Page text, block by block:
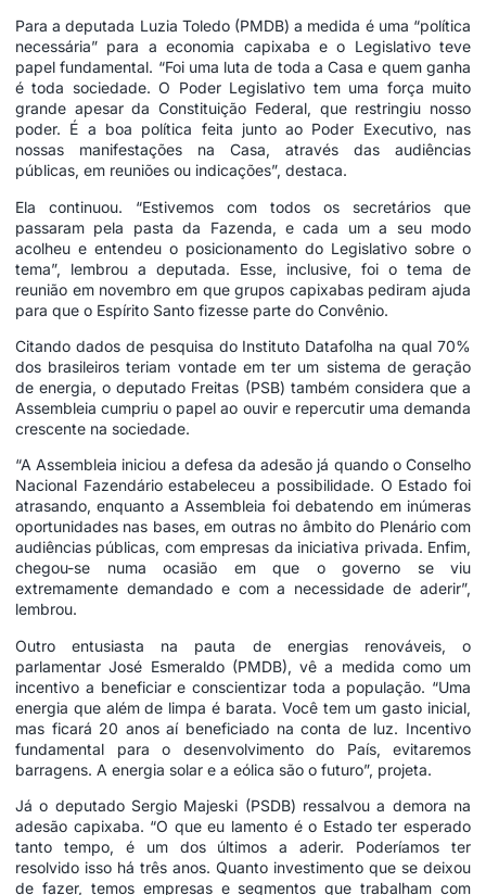
Para a deputada Luzia Toledo (PMDB) a medida é uma “política
necessária” para a economia capixaba e o Legislativo teve
papel fundamental. “Foi uma luta de toda a Casa e quem ganha
é toda sociedade. O Poder Legislativo tem uma força muito
grande apesar da Constituição Federal, que restringiu nosso
poder. É a boa política feita junto ao Poder Executivo, nas
nossas manifestações na Casa, através das audiências
públicas, em reuniões ou indicações”, destaca.
Ela continuou. “Estivemos com todos os secretários que
passaram pela pasta da Fazenda, e cada um a seu modo
acolheu e entendeu o posicionamento do Legislativo sobre o
tema”, lembrou a deputada. Esse, inclusive, foi o tema de
reunião em novembro em que grupos capixabas pediram ajuda
para que o Espírito Santo fizesse parte do Convênio.
Citando dados de pesquisa do Instituto Datafolha na qual 70%
dos brasileiros teriam vontade em ter um sistema de geração
de energia, o deputado Freitas (PSB) também considera que a
Assembleia cumpriu o papel ao ouvir e repercutir uma demanda
crescente na sociedade.
“A Assembleia iniciou a defesa da adesão já quando o Conselho
Nacional Fazendário estabeleceu a possibilidade. O Estado foi
atrasando, enquanto a Assembleia foi debatendo em inúmeras
oportunidades nas bases, em outras no âmbito do Plenário com
audiências públicas, com empresas da iniciativa privada. Enfim,
chegou-se numa ocasião em que o governo se viu
extremamente demandado e com a necessidade de aderir”,
lembrou.
Outro entusiasta na pauta de energias renováveis, o
parlamentar José Esmeraldo (PMDB), vê a medida como um
incentivo a beneficiar e conscientizar toda a população. “Uma
energia que além de limpa é barata. Você tem um gasto inicial,
mas ficará 20 anos aí beneficiado na conta de luz. Incentivo
fundamental para o desenvolvimento do País, evitaremos
barragens. A energia solar e a eólica são o futuro”, projeta.
Já o deputado Sergio Majeski (PSDB) ressalvou a demora na
adesão capixaba. “O que eu lamento é o Estado ter esperado
tanto tempo, é um dos últimos a aderir. Poderíamos ter
resolvido isso há três anos. Quanto investimento que se deixou
de fazer, temos empresas e segmentos que trabalham com